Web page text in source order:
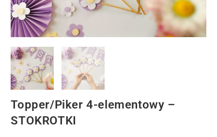
Topper/Piker 4-elementowy –
STOKROTKI